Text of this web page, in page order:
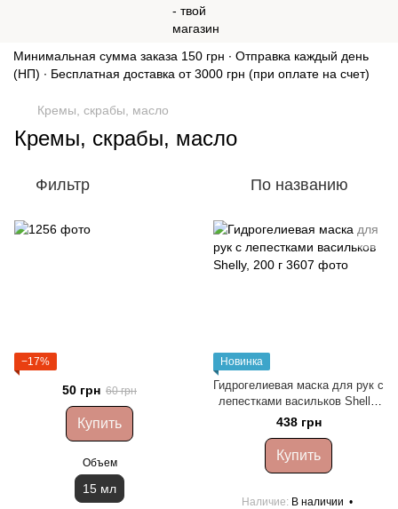
Минимальная сумма заказа 150 грн ∙ Отправка каждый день
(НП) ∙ Бесплатная доставка от 3000 грн (при оплате на счет)
Кремы, скрабы, масло
Кремы, скрабы, масло
Фильтр По названию
−17%
50 грн 60 грн
Купить
Объем
15 мл
Новинка
Гидрогелиевая маска для рук с
лепестками васильков Shelly,
200 г
438 грн
Купить
Наличие
В наличии